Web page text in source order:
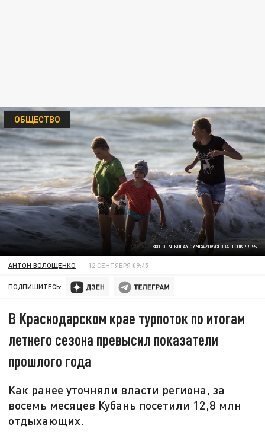
ФОТО: NIKOLAY GYNGAZOV/GLOBALLOOKPRESS
ОБЩЕСТВО
АНТОН ВОЛОЩЕНКО 12 СЕНТЯБРЯ 09:45
ПОДПИШИТЕСЬ:
В Краснодарском крае турпоток по итогам
летнего сезона превысил показатели
прошлого года
Как ранее уточняли власти региона, за
восемь месяцев Кубань посетили 12,8 млн
отдыхающих.